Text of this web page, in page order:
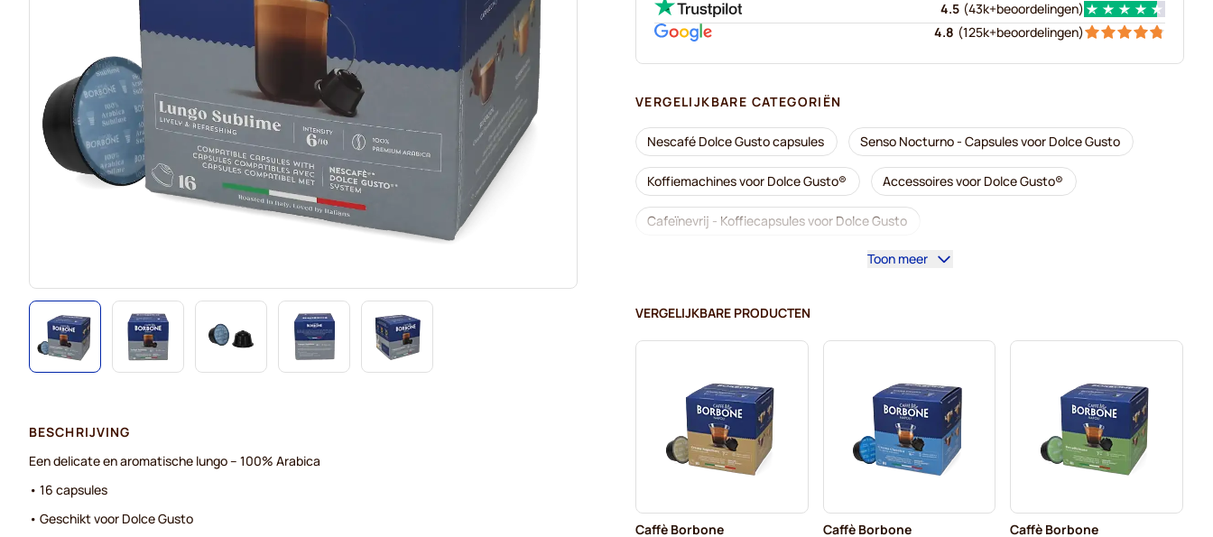
4.5 (43k+beoordelingen)
4.8 (125k+beoordelingen)
VERGELIJKBARE CATEGORIËN
Nescafé Dolce Gusto capsules Senso Nocturno - Capsules voor Dolce Gusto
Koffiemachines voor Dolce Gusto® Accessoires voor Dolce Gusto®
Cafeïnevrij - Koffiecapsules voor Dolce Gusto
Ontkalken en onderhoud voor Dolce Gusto
Café René - Koffiecapsules voor Dolce Gusto Caffè Borbone voor Dolce Gusto
Dolce Vita - Capsules voor Dolce Gusto Capsules voor Dolce Gusto®
Gimoka - Capsules voor Dolce Gusto Voor Dolce Gusto®
Starbucks® - Capsules voor Dolce Gusto
Toon meer
VERGELIJKBARE PRODUCTEN
Caffè Borbone
Caffè Borbone
Caffè Borbone
BESCHRIJVING
Een delicate en aromatische lungo – 100% Arabica
• 16 capsules
• Geschikt voor Dolce Gusto